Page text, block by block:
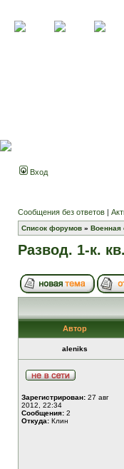
Вход
Сообщения без ответов |
Список форумов » Военная
Развод. 1-к.
Автор
aleniks
Зарегистрирован: 27 авг
2012, 22:34
Сообщения: 2
Откуда: Клин